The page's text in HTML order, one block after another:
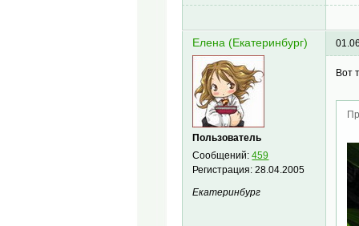
Елена (Екатеринбург)
Пользователь
Сообщений:459
Регистрация:28.04.2005
Екатеринбург
Вот